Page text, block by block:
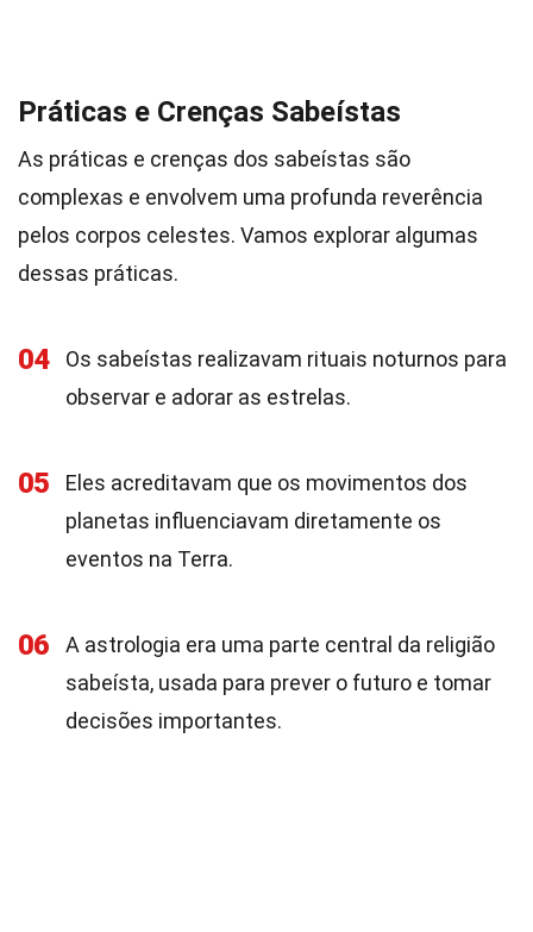
Práticas e Crenças Sabeístas
As práticas e crenças dos sabeístas são
complexas e envolvem uma profunda reverência
pelos corpos celestes. Vamos explorar algumas
dessas práticas.
04
Os sabeístas realizavam rituais noturnos para
observar e adorar as estrelas.
05
Eles acreditavam que os movimentos dos
planetas influenciavam diretamente os
eventos na Terra.
06
A astrologia era uma parte central da religião
sabeísta, usada para prever o futuro e tomar
decisões importantes.